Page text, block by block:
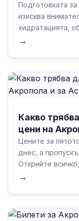
Подготовката
изисква
хидратацията,
правилните
→
Какво
цени на
Цените за
днес, а
Открийте
→